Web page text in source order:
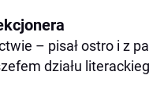
– pisał ostro i z
działu